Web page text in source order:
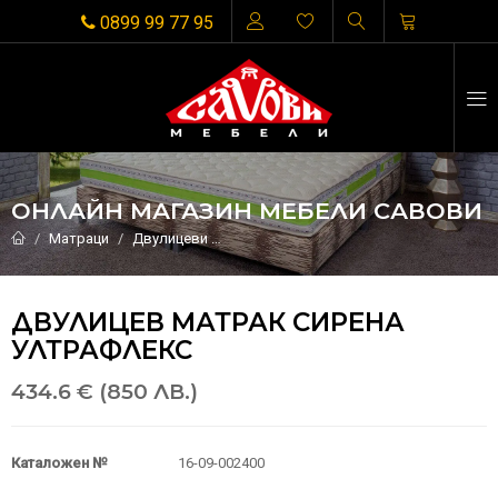
0899 99 77 95
ОНЛАЙН МАГАЗИН МЕБЕЛИ САВОВИ
Матраци Двулицеви Двулицев матрак СИРЕНА
ДВУЛИЦЕВ МАТРАК СИРЕНА
УЛТРАФЛЕКС
434.6 € (850 ЛВ.)
Каталожен № 16-09-002400